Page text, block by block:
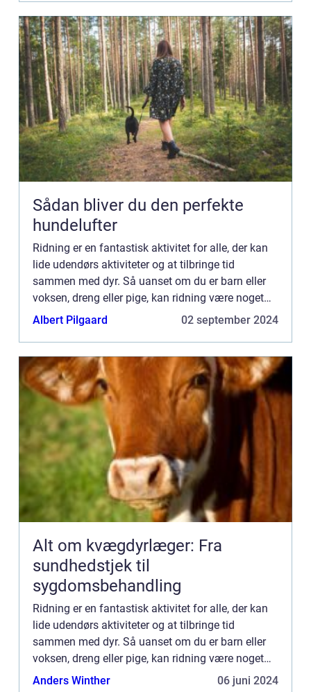
Sådan bliver du den perfekte
hundelufter
Ridning er en fantastisk aktivitet for alle, der kan
lide udendørs aktiviteter og at tilbringe tid
sammen med dyr. Så uanset om du er barn eller
voksen, dreng eller pige, kan ridning være noget
for dig! Ridning giver mange fysiske og mentale
Albert Pilgaard 02 september 2024
Alt om kvægdyrlæger: Fra
sundhedstjek til
sygdomsbehandling
Ridning er en fantastisk aktivitet for alle, der kan
lide udendørs aktiviteter og at tilbringe tid
sammen med dyr. Så uanset om du er barn eller
voksen, dreng eller pige, kan ridning være noget
for dig! Ridning giver mange fysiske og mentale
Anders Winther 06 juni 2024